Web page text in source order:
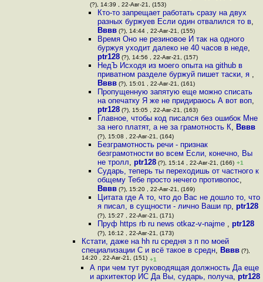
(?), 14:39 , 22-Авг-21, (153)
Кто-то запрещает работать сразу на двух
разных буржуев Если один отвалился то в,
Вввв(?), 14:44 , 22-Авг-21, (155)
Время Оно не резиновое И так на одного
буржуя уходит далеко не 40 часов в неде,
ptr128(?), 14:56 , 22-Авг-21, (157)
НедЪ Исходя из моего опыта на github в
приватном разделе буржуй пишет таски, я ,
Вввв(?), 15:01 , 22-Авг-21, (161)
Пропущенную запятую еще можно списать
на опечатку Я же не придираюсь А вот воп,
ptr128(?), 15:05 , 22-Авг-21, (163)
Главное, чтобы код писался без ошибок Мне
за него платят, а не за грамотность К, Вввв
(?), 15:08 , 22-Авг-21, (164)
Безграмотность речи - признак
безграмотности во всем Если, конечно, Вы
не тролл, ptr128(?), 15:14 , 22-Авг-21, (166) +1
Сударь, теперь ты переходишь от частного к
общему Тебе просто нечего противопос,
Вввв(?), 15:20 , 22-Авг-21, (169)
Цитата где А то, что до Вас не дошло то, что
я писал, в сущности - лично Ваши пр, ptr128
(?), 15:27 , 22-Авг-21, (171)
Пруф https rb ru news otkaz-v-najme , ptr128
(?), 16:12 , 22-Авг-21, (173)
Кстати, даже на hh ru средня з п по моей
специализации С и всё такое в средн, Вввв (?),
14:20 , 22-Авг-21, (151) +1
А при чем тут руководящая должность Да еще
и архитектор ИС Да Вы, сударь, получа, ptr128